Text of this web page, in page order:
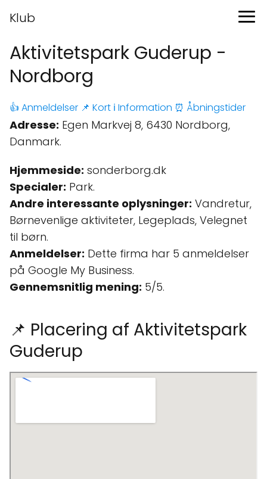
Klub
Aktivitetspark Guderup -
Nordborg
👍 Anmeldelser 📌 Kort ℹ️ Information ⏰ Åbningstider
Adresse: Egen Markvej 8, 6430 Nordborg,
Danmark.
Hjemmeside: sonderborg.dk
Specialer: Park.
Andre interessante oplysninger: Vandretur,
Børnevenlige aktiviteter, Legeplads, Velegnet
til børn.
Anmeldelser: Dette firma har 5 anmeldelser
på Google My Business.
Gennemsnitlig mening: 5/5.
📌 Placering af Aktivitetspark
Guderup